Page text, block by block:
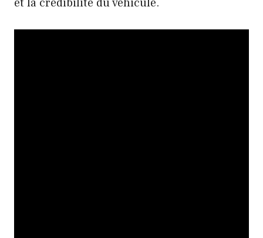
et la crédibilité du véhicule.